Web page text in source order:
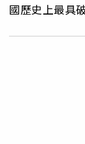
國歷史上最具